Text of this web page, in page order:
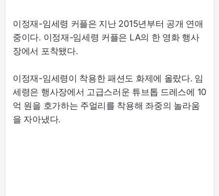
이정재-임세령 커플은 지난 2015년부터 공개 연애
중이다. 이정재-임세령 커플은 LA의 한 영화 행사
장에서 포착됐다.
이정재-임세령이 착용한 패션도 화제에 올랐다. 임
세령은 행사장에서 고급스러운 튜브톱 드레스에 10
억 원을 호가하는 주얼리를 착용해 좌중의 놀라움
을 자아냈다.